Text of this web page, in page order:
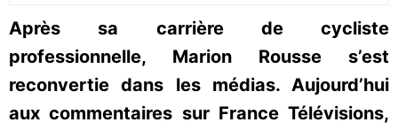
Après sa carrière de cycliste
professionnelle, Marion Rousse s’est
reconvertie dans les médias. Aujourd’hui
aux commentaires sur France Télévisions,